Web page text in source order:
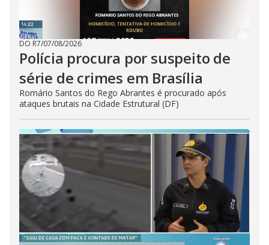
DO R7/07/08/2026
Polícia procura por suspeito de
série de crimes em Brasília
Romário Santos do Rego Abrantes é procurado após
ataques brutais na Cidade Estrutural (DF)